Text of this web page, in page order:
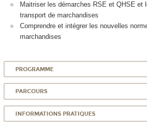
Maitriser les démarches RSE et QHSE et
transport de marchandises
Comprendre et intégrer les nouvelles
marchandises
PROGRAMME
PARCOURS
INFORMATIONS PRATIQUES